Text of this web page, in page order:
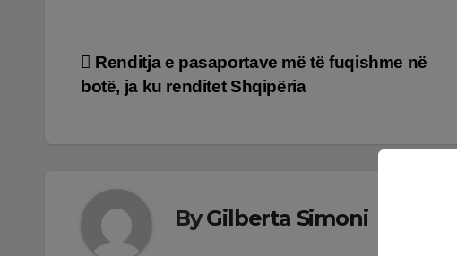
Lëvizje
Renditja e pasaportave më të fuqishme në
botë, ja ku renditet Shqipëria
ByGilberta Simoni